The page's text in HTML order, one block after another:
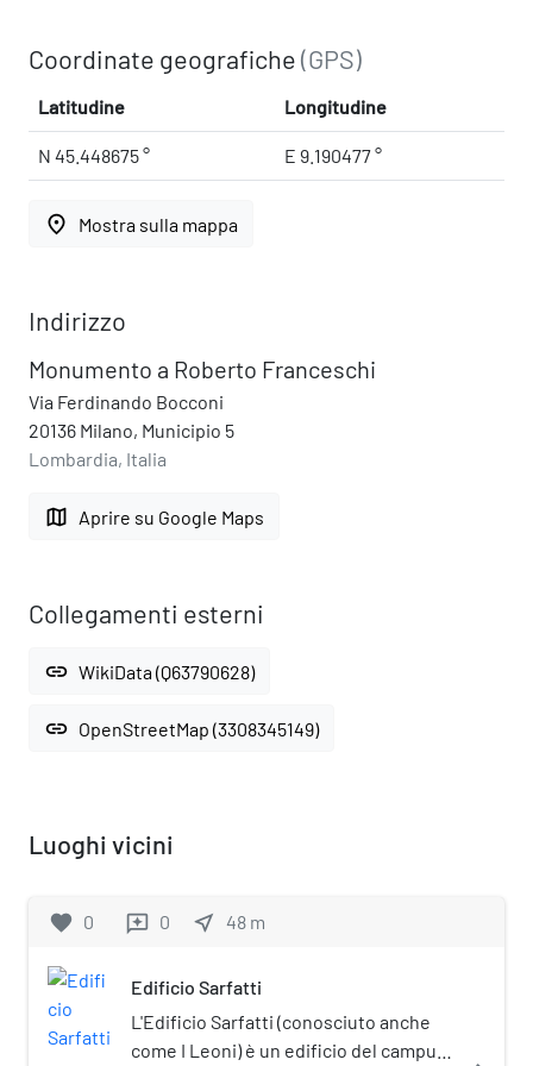
Coordinate geografiche(GPS)
Latitudine Longitudine
N 45.448675 ° E 9.190477 °
place Mostra sulla mappa
Indirizzo
Monumento a Roberto Franceschi
Via Ferdinando Bocconi
20136 Milano, Municipio 5
Lombardia, Italia
map Aprire su Google Maps
Collegamenti esterni
link WikiData (Q63790628)
link OpenStreetMap (3308345149)
Luoghi vicini
favorite 0 reviews 0 near_me 48 m
Edificio Sarfatti
L'Edificio Sarfatti (conosciuto anche
come I Leoni) è un edificio del campus